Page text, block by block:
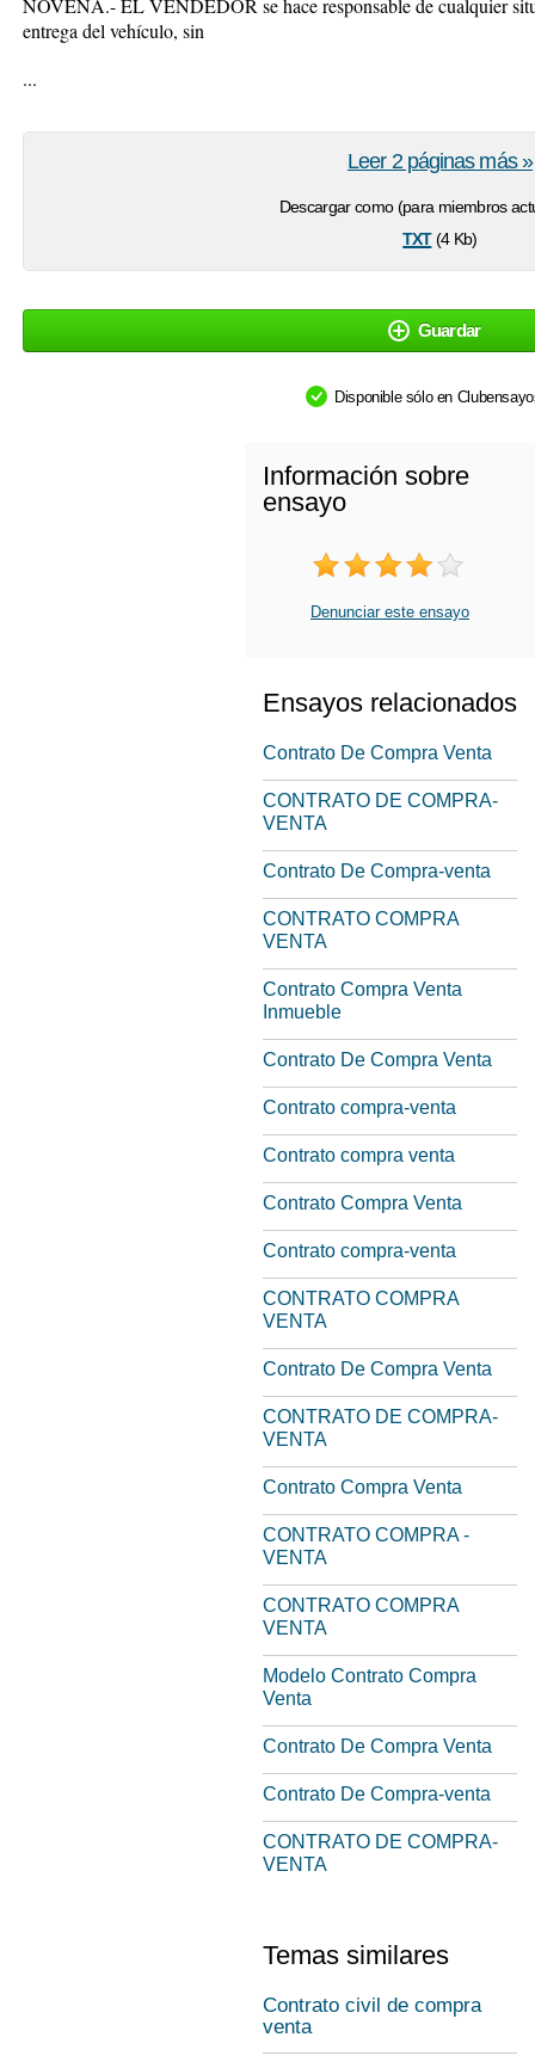
NOVENA.- EL VENDEDOR se hace responsable de cualquier
entrega del vehículo, sin
...
Descargar como (para miembros
txt(4 Kb)
Leer 2 páginas más »
Guardar
Disponible sólo en
Información sobre
ensayo
Denunciar este ensayo
Ensayos relacionados
Contrato De Compra Venta
CONTRATO DE COMPRA-
VENTA
Contrato De Compra-venta
CONTRATO COMPRA
VENTA
Contrato Compra Venta
Inmueble
Contrato De Compra Venta
Contrato compra-venta
Contrato compra venta
Contrato Compra Venta
Contrato compra-venta
CONTRATO COMPRA
VENTA
Contrato De Compra Venta
CONTRATO DE COMPRA-
VENTA
Contrato Compra Venta
CONTRATO COMPRA -
VENTA
CONTRATO COMPRA
VENTA
Modelo Contrato Compra
Venta
Contrato De Compra Venta
Contrato De Compra-venta
CONTRATO DE COMPRA-
VENTA
Temas similares
Contrato civil de compra
venta